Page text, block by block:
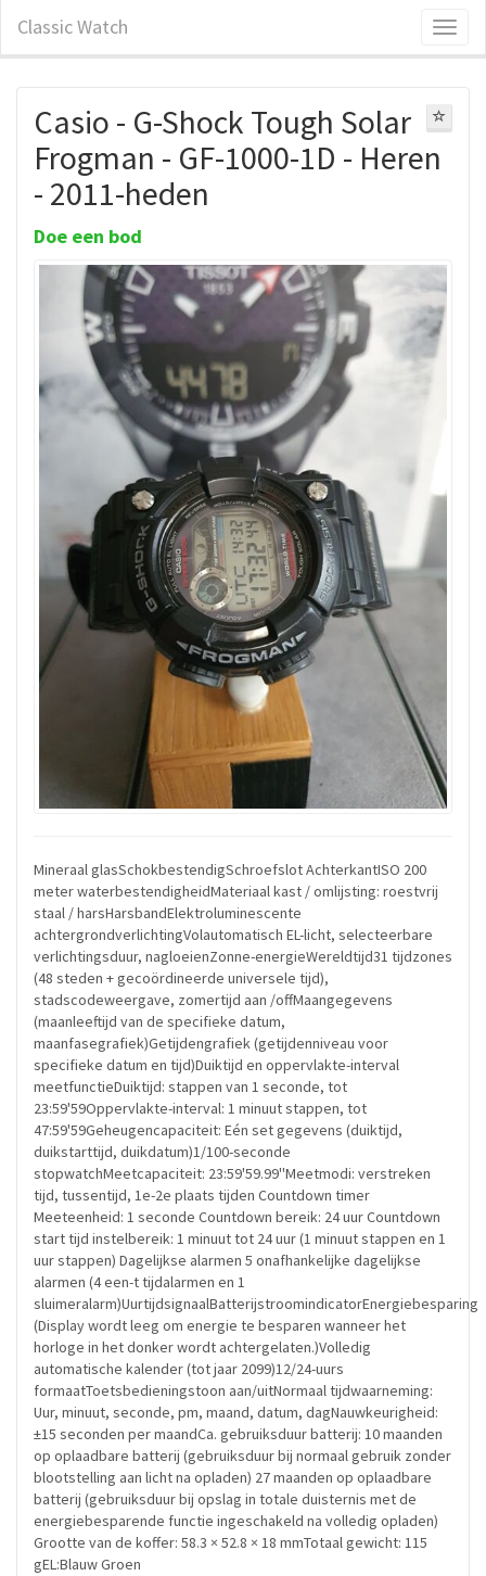
Classic Watch
Casio - G-Shock Tough Solar
Frogman - GF-1000-1D - Heren
- 2011-heden
Doe een bod
Mineraal glasSchokbestendigSchroefslot AchterkantISO 200
meter waterbestendigheidMateriaal kast / omlijsting: roestvrij
staal / harsHarsbandElektroluminescente
achtergrondverlichtingVolautomatisch EL-licht, selecteerbare
verlichtingsduur, nagloeienZonne-energieWereldtijd31 tijdzones
(48 steden + gecoördineerde universele tijd),
stadscodeweergave, zomertijd aan /offMaangegevens
(maanleeftijd van de specifieke datum,
maanfasegrafiek)Getijdengrafiek (getijdenniveau voor
specifieke datum en tijd)Duiktijd en oppervlakte-interval
meetfunctieDuiktijd: stappen van 1 seconde, tot
23:59'59Oppervlakte-interval: 1 minuut stappen, tot
47:59'59Geheugencapaciteit: Eén set gegevens (duiktijd,
duikstarttijd, duikdatum)1/100-seconde
stopwatchMeetcapaciteit: 23:59'59.99''Meetmodi: verstreken
tijd, tussentijd, 1e-2e plaats tijden Countdown timer
Meeteenheid: 1 seconde Countdown bereik: 24 uur Countdown
start tijd instelbereik: 1 minuut tot 24 uur (1 minuut stappen en 1
uur stappen) Dagelijkse alarmen 5 onafhankelijke dagelijkse
alarmen (4 een-t tijdalarmen en 1
sluimeralarm)UurtijdsignaalBatterijstroomindicatorEnergiebesparing
(Display wordt leeg om energie te besparen wanneer het
horloge in het donker wordt achtergelaten.)Volledig
automatische kalender (tot jaar 2099)12/24-uurs
formaatToetsbedieningstoon aan/uitNormaal tijdwaarneming:
Uur, minuut, seconde, pm, maand, datum, dagNauwkeurigheid:
±15 seconden per maandCa. gebruiksduur batterij: 10 maanden
op oplaadbare batterij (gebruiksduur bij normaal gebruik zonder
blootstelling aan licht na opladen) 27 maanden op oplaadbare
batterij (gebruiksduur bij opslag in totale duisternis met de
energiebesparende functie ingeschakeld na volledig opladen)
Grootte van de koffer: 58.3 × 52.8 × 18 mmTotaal gewicht: 115
gEL:Blauw Groen